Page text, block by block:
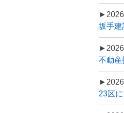
坂手建
不動産
23区